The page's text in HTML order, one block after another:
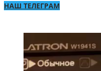
НАШ ТЕЛЕГРАМ